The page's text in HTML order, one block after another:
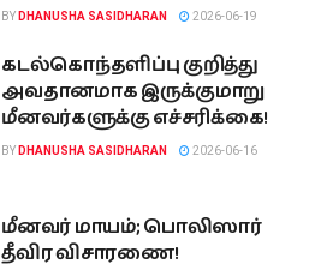
BY DHANUSHA SASIDHARAN 2026-06-19
கடல்கொந்தளிப்பு குறித்து
அவதானமாக இருக்குமாறு
மீனவர்களுக்கு எச்சரிக்கை!
BY DHANUSHA SASIDHARAN 2026-06-16
மீனவர் மாயம்; பொலிஸார்
தீவிர விசாரணை!